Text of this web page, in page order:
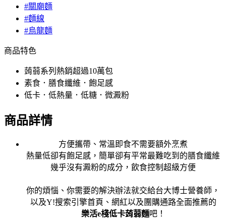
#關廟麵
#麵線
#烏龍麵
商品特色
蒟蒻系列熱銷超過10萬包
素食．膳食纖維．飽足感
低卡．低熱量．低糖．微澱粉
商品詳情
方便攜帶、常溫即食不需要額外烹煮
熱量低卻有飽足感，簡單卻有平常最難吃到的膳食纖維
幾乎沒有澱粉的成分，飲食控制超級方便
你的煩惱、你需要的解決辦法就交給台大博士營養師，
以及Y!搜索引擎首頁、網紅以及團購通路全面推薦的
樂活e棧低卡蒟蒻麵吧！